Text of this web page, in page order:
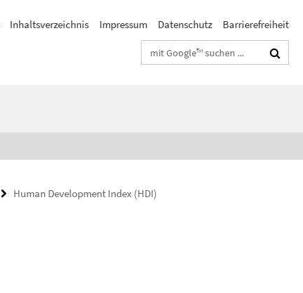
Inhaltsverzeichnis Impressum Datenschutz
Barrierefreiheit
Suchbegriffe
Human Development Index (HDI)